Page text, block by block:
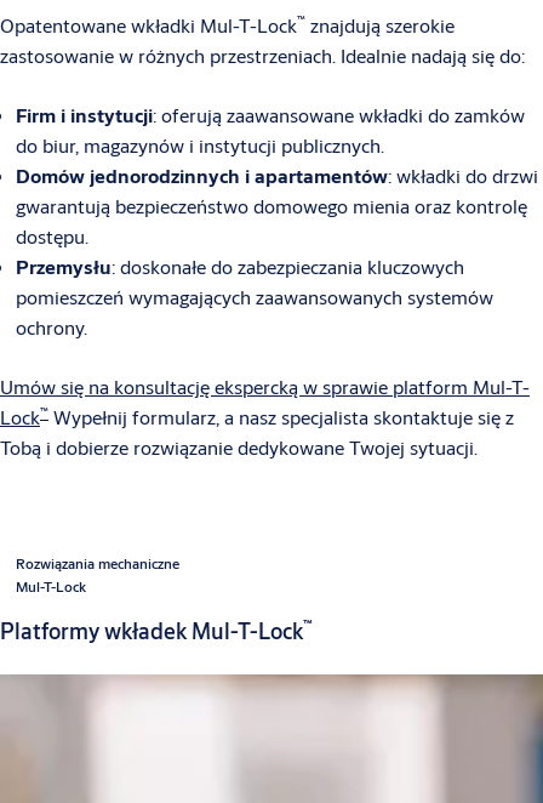
Opatentowane wkładki Mul-T-Lock™ znajdują szerokie
zastosowanie w różnych przestrzeniach. Idealnie nadają się do:
Firm i instytucji: oferują zaawansowane wkładki do zamków
do biur, magazynów i instytucji publicznych.
Domów jednorodzinnych i apartamentów: wkładki do drzwi
gwarantują bezpieczeństwo domowego mienia oraz kontrolę
dostępu.
Przemysłu: doskonałe do zabezpieczania kluczowych
pomieszczeń wymagających zaawansowanych systemów
ochrony.
Umów się na konsultację ekspercką w sprawie platform Mul-T-
Lock™ Wypełnij formularz, a nasz specjalista skontaktuje się z
Tobą i dobierze rozwiązanie dedykowane Twojej sytuacji.
Rozwiązania mechaniczne
Mul-T-Lock
Platformy wkładek Mul-T-Lock™